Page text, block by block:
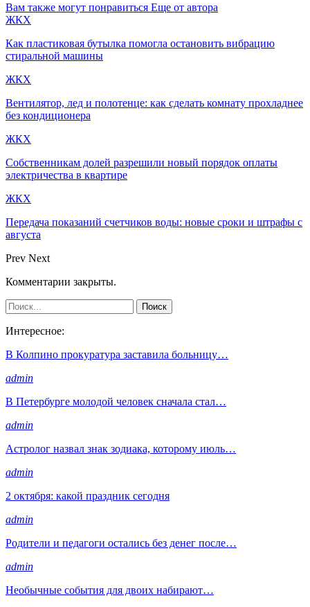
Вам также могут понравиться Еще от автора
ЖКХ
Как пластиковая бутылка помогла остановить вибрацию
стиральной машины
ЖКХ
Вентилятор, лед и полотенце: как сделать комнату прохладнее
без кондиционера
ЖКХ
Собственникам долей разрешили новый порядок оплаты
электричества в квартире
ЖКХ
Передача показаний счетчиков воды: новые сроки и штрафы с
августа
Prev Next
Комментарии закрыты.
Интересное:
В Колпино прокуратура заставила больницу…
admin
В Петербурге молодой человек сначала стал…
admin
Астролог назвал знак зодиака, которому июль…
admin
2 октября: какой праздник сегодня
admin
Родители и педагоги остались без денег после…
admin
Необычные события для двоих набирают…